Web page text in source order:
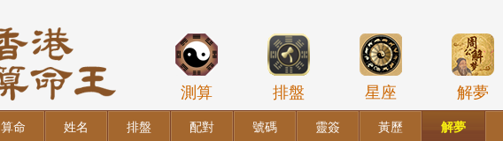
測算 排盤 星座 解夢
算命 姓名 排盤 配對 號碼 靈簽 黃歷 解夢